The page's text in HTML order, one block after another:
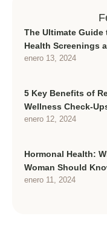
The Ultimate Guide
Health Screenings
enero 13, 2024
5 Key Benefits of
Wellness Check-
enero 12, 2024
Hormonal Health:
Woman Should
enero 11, 2024